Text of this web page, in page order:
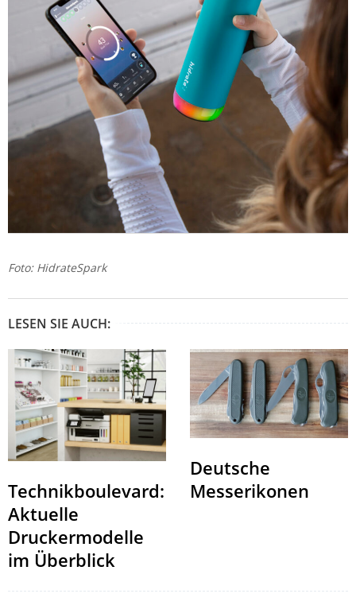
Foto: HidrateSpark
LESEN SIE AUCH:
Technikboulevard:
Aktuelle
Druckermodelle
im Überblick
Deutsche
Messerikonen